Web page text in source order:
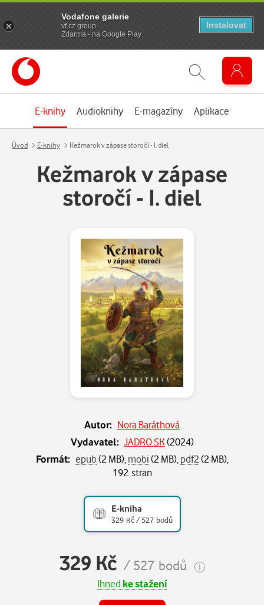
E-knihy Audioknihy E-magazíny Aplikace
Úvod E-knihy Kežmarok v zápase storočí - I. diel
Kežmarok v zápase
storočí - I. diel
Autor: Nora Baráthová
Vydavatel: JADRO.SK(2024)
Formát: epub(2 MB), mobi(2 MB), pdf2(2 MB),
192 stran
E-kniha
329 Kč / 527 bodů
329 Kč / 527 bodů
Ihned ke stažení
Vodafone galerie
vf.cz.group
Zdarma - na Google Play
Instalovat